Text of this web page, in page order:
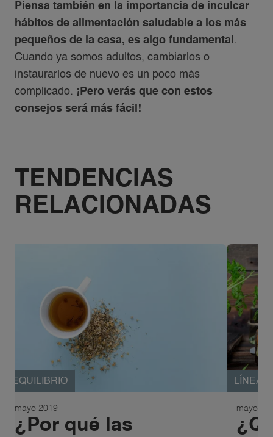
Piensa también en la importancia de inculcar
hábitos de alimentación saludable a los más
pequeños de la casa, es algo fundamental .
Cuando ya somos adultos, cambiarlos o
instaurarlos de nuevo es un poco más
complicado. ¡Pero verás que con estos
consejos será más fácil!
TENDENCIAS
RELACIONADAS
EQUILIBRIO
mayo 2019
¿Por qué las
LÍNEA
mayo